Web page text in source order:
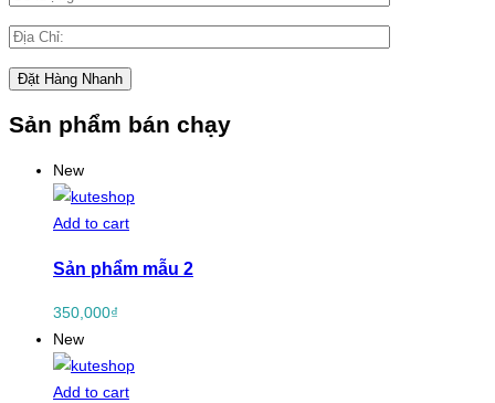
Sản phẩm bán chạy
New
Add to cart
Sản phẩm mẫu 2
350,000₫
New
Add to cart